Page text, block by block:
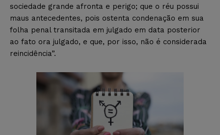
sociedade grande afronta e perigo; que o réu possui
maus antecedentes, pois ostenta condenação em sua
folha penal transitada em julgado em data posterior
ao fato ora julgado, e que, por isso, não é considerada
reincidência”.